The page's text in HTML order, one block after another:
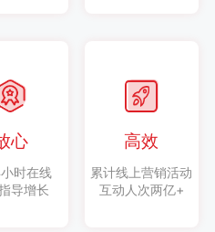
心
时在线
导增长
高效
累计线上营销活动
互动人次两亿+